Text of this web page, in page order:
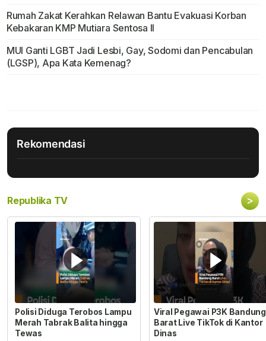
Rumah Zakat Kerahkan Relawan Bantu Evakuasi Korban
Kebakaran KMP Mutiara Sentosa II
MUI Ganti LGBT Jadi Lesbi, Gay, Sodomi dan Pencabulan
(LGSP), Apa Kata Kemenag?
Rekomendasi
Republika TV >
Polisi Diduga Terobos Lampu
Merah Tabrak Balita hingga
Tewas
Viral Pegawai P3K Bandung
Barat Live TikTok di Kantor
Dinas